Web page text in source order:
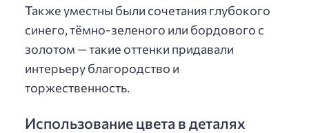
Также уместны были сочетания глубокого
синего, тёмно-зеленого или бордового с
золотом — такие оттенки придавали
интерьеру благородство и
торжественность.
Использование цвета в деталях